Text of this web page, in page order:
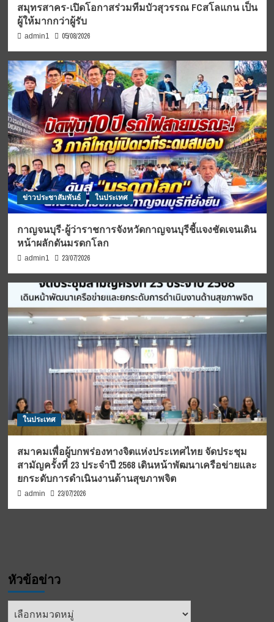
สมุทรสาคร-เปิดโอกาสร่วมทีมบัวสุวรรณ FCสโลแกน เป็น
ผู้ให้มากกว่าผู้รับ
admin1 05/08/2026
ข่าวประชาสัมพันธ์ ในประเทศ
กาญจนบุรี-ผู้ว่าราชการจังหวัดกาญจนบุรีชี้แจงชัดเจนเดิน
หน้าผลักดันมรดกโลก
admin1 23/07/2026
ในประเทศ
สมาคมเพื่อผู้บกพร่องทางจิตแห่งประเทศไทย จัดประชุม
สามัญครั้งที่ 23 ประจำปี 2568 เดินหน้าพัฒนาเครือข่ายและ
ยกระดับการดำเนินงานด้านสุขภาพจิต
admin 23/07/2026
หัวข้อข่าว
หัวข้อ